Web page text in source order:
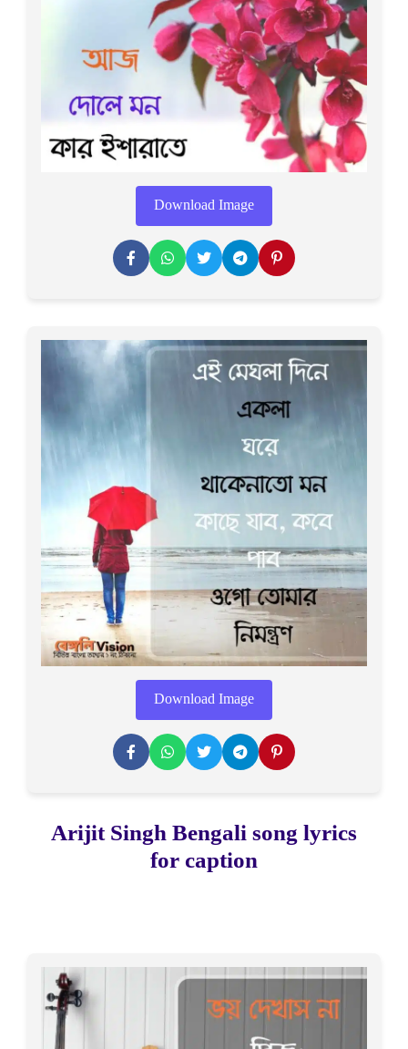
Download Image
Download Image
Arijit Singh Bengali song lyrics
for caption